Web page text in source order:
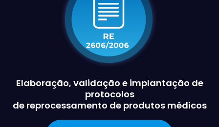
Elaboração, validação e implantação de
protocolos
de reprocessamento de produtos médicos